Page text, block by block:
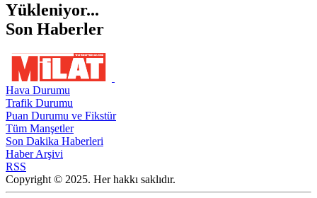
Yükleniyor...
Son Haberler
Hava Durumu
Trafik Durumu
Puan Durumu ve Fikstür
Tüm Manşetler
Son Dakika Haberleri
Haber Arşivi
RSS
Copyright © 2025. Her hakkı saklıdır.